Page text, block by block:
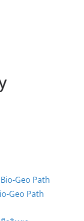
Geo Path
Geo Path